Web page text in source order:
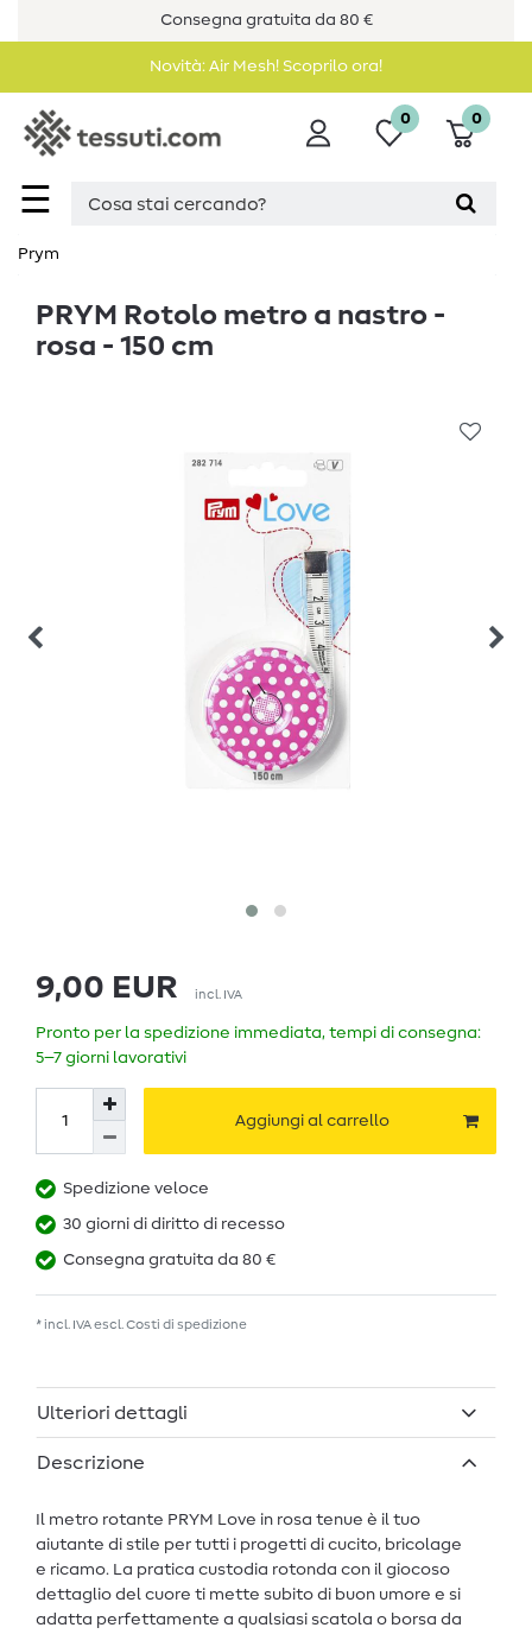
Consegna gratuita da 80 €
Novità: Air Mesh! Scoprilo ora!
☰
0 0
Prym
PRYM Rotolo metro a nastro -
rosa - 150 cm
9,00 EUR incl. IVA
Pronto per la spedizione immediata, tempi di consegna:
5–7 giorni lavorativi
Aggiungi al carrello
Spedizione veloce
30 giorni di diritto di recesso
Consegna gratuita da 80 €
* incl. IVA escl.Costi di spedizione
Ulteriori dettagli
Descrizione
Il metro rotante PRYM Love in rosa tenue è il tuo
aiutante di stile per tutti i progetti di cucito, bricolage
e ricamo. La pratica custodia rotonda con il giocoso
dettaglio del cuore ti mette subito di buon umore e si
adatta perfettamente a qualsiasi scatola o borsa da